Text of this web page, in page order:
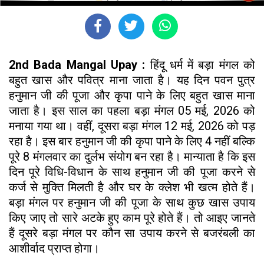
2nd Bada Mangal Upay : हिंदू धर्म में बड़ा मंगल को
बहुत खास और पवित्र माना जाता है। यह दिन पवन पुत्र
हनुमान जी की पूजा और कृपा पाने के लिए बहुत खास माना
जाता है। इस साल का पहला बड़ा मंगल 05 मई, 2026 को
मनाया गया था। वहीं, दूसरा बड़ा मंगल 12 मई, 2026 को पड़
रहा है। इस बार हनुमान जी की कृपा पाने के लिए 4 नहीं बल्कि
पूरे 8 मंगलवार का दुर्लभ संयोग बन रहा है। मान्याता है कि इस
दिन पूरे विधि-विधान के साथ हनुमान जी की पूजा करने से
कर्ज से मुक्ति मिलती है और घर के क्लेश भी खत्म होते हैं।
बड़ा मंगल पर हनुमान जी की पूजा के साथ कुछ खास उपाय
किए जाए तो सारे अटके हुए काम पूरे होते हैं। तो आइए जानते
हैं दूसरे बड़ा मंगल पर कौन सा उपाय करने से बजरंबली का
आशीर्वाद प्राप्त होगा।